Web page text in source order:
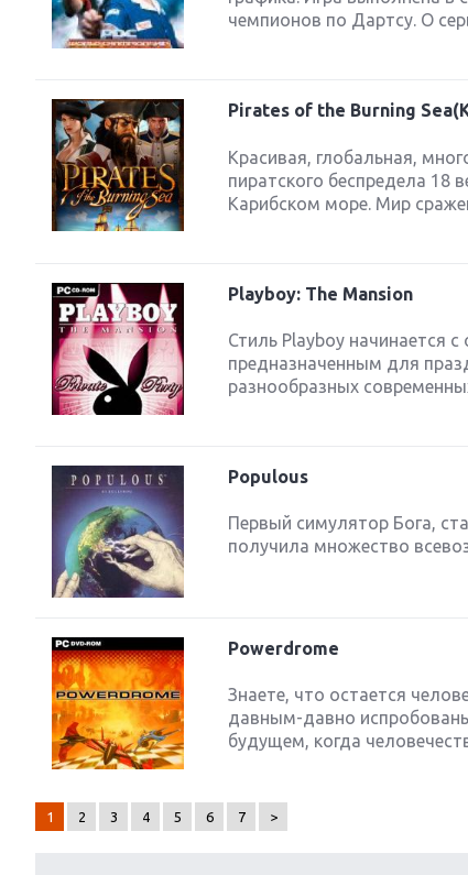
чемпионов по Дартсу. О
Pirates of the Burning
Красивая, глобальная,
пиратского беспредела 18
Карибском море. Мир
Playboy: The Mansion
Стиль Playboy начинается
предназначенным для
разнообразных
Populous
Первый симулятор Бога,
получила множество
Powerdrome
Знаете, что остается
давным-давно
будущем, когда
1 2 3 4 5 6 7 >